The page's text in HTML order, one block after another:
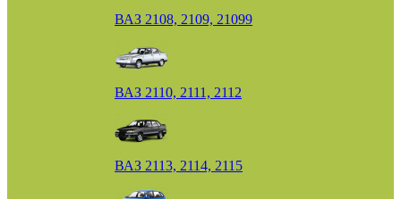
ВАЗ 2108, 2109, 21099
ВАЗ 2110, 2111, 2112
ВАЗ 2113, 2114, 2115